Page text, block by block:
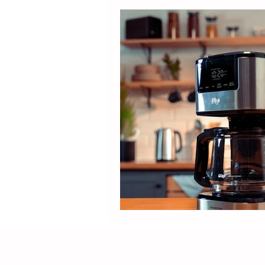
Produtos Nespresso
Café Solúvel Mondial
Hamilton Beach